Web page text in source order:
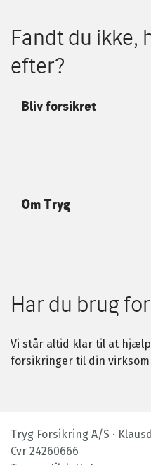
Fandt du ikke,
efter?
Bliv forsikret
Om Tryg
Har du brug
Vi står altid klar til at
forsikringer til din
Tryg Forsikring A/S ·
Cvr 24260666